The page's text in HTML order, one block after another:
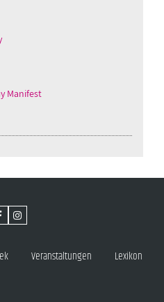
Manifest
Veranstaltungen Lexikon